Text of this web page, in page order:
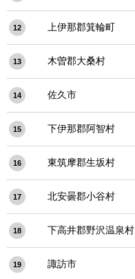
12 上伊那郡箕輪町
13 木曽郡大桑村
14 佐久市
15 下伊那郡阿智村
16 東筑摩郡生坂村
17 北安曇郡小谷村
18 下高井郡野沢温泉村
19 諏訪市